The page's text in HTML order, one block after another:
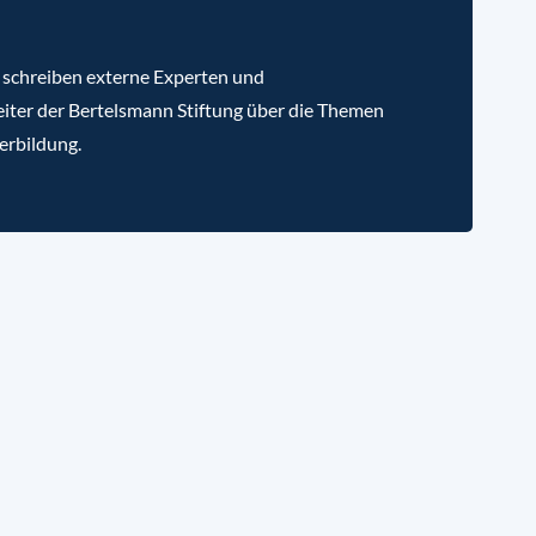
externe Experten und
der Bertelsmann Stiftung über die Themen